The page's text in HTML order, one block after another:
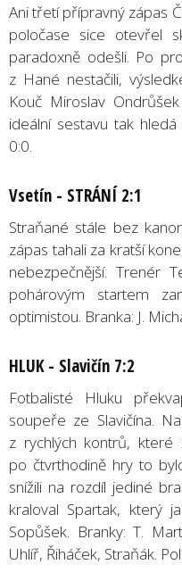
Ani třetí přípravný zápas
poločase sice otevřel
paradoxně odešli. Po
z Hané nestačili,
Kouč Miroslav
ideální sestavu tak
0:0.
Vsetín - STRÁNÍ 2:1
Straňané stále bez
zápas tahali za kratší
nebezpečnější. Trenér
pohárovým startem
optimistou. Branka: J.
HLUK - Slavičín 7:2
Fotbalisté Hluku
soupeře ze Slavičína.
z rychlých kontrů, které
po čtvrthodině hry to
snížili na rozdíl jediné
kraloval Spartak, který
Sopůšek. Branky: T.
Uhlíř, Řiháček, Straňák.